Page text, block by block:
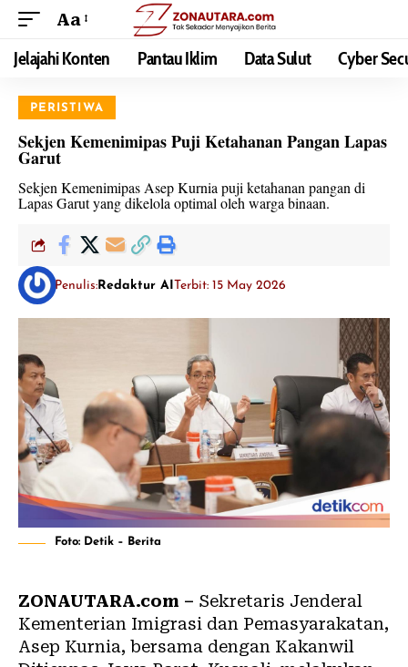
Aa
Jelajahi Konten Pantau Iklim Data Sulut Cyber
PERISTIWA
Sekjen Kemenimipas Puji Ketahanan Pangan Lapas
Garut
Sekjen Kemenimipas Asep Kurnia puji ketahanan pangan di
Lapas Garut yang dikelola optimal oleh warga binaan.
Penulis: Redaktur AITerbit: 15 May 2026
Foto: Detik – Berita
ZONAUTARA.com – Sekretaris Jenderal
Kementerian Imigrasi dan Pemasyarakatan,
Asep Kurnia, bersama dengan Kakanwil